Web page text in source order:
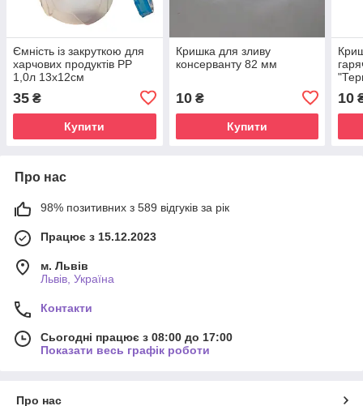
Ємність із закруткою для
харчових продуктів PP
1,0л 13х12см
35 ₴
Купити
Кришка для зливу
консерванту 82 мм
10₴
Купити
10
Про нас
98% позитивних з 589 відгуків за рік
Працює з 15.12.2023
м. Львів
Львів, Україна
Контакти
Сьогодні працює з 08:00 до 17:00
Показати весь графік роботи
Про нас